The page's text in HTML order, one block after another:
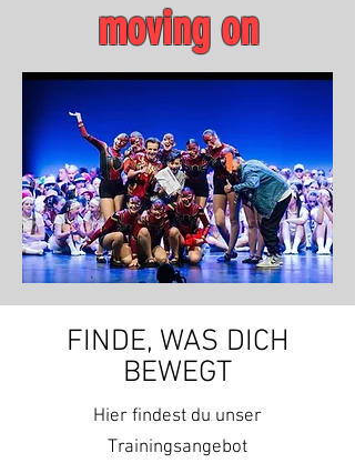
moving on
FINDE, WAS DICH
BEWEGT
Hier findest du unser
Trainingsangebot